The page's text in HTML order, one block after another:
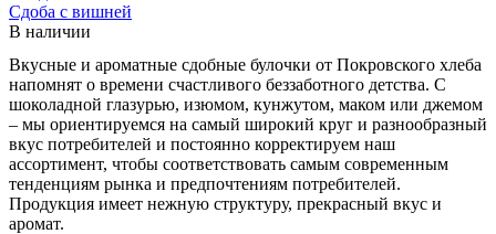
Сдоба с вишней
В наличии
Вкусные и ароматные сдобные булочки от Покровского хлеба
напомнят о времени счастливого беззаботного детства. С
шоколадной глазурью, изюмом, кунжутом, маком или джемом
– мы ориентируемся на самый широкий круг и разнообразный
вкус потребителей и постоянно корректируем наш
ассортимент, чтобы соответствовать самым современным
тенденциям рынка и предпочтениям потребителей.
Продукция имеет нежную структуру, прекрасный вкус и
аромат.